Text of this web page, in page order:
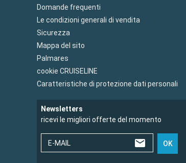
Domande frequenti
Le condizioni generali di vendita
Sicurezza
Mappa del sito
Palmares
cookie CRUISELINE
Caratteristiche di protezione dati personali
Newsletters
ricevi le migliori offerte del momento
E-MAIL OK